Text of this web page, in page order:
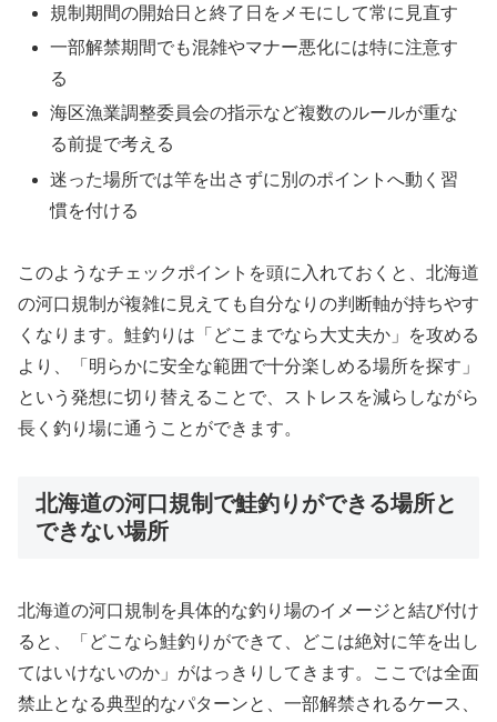
規制期間の開始日と終了日をメモにして常に見直す
一部解禁期間でも混雑やマナー悪化には特に注意す
る
海区漁業調整委員会の指示など複数のルールが重な
る前提で考える
迷った場所では竿を出さずに別のポイントへ動く習
慣を付ける
このようなチェックポイントを頭に入れておくと、北海道
の河口規制が複雑に見えても自分なりの判断軸が持ちやす
くなります。鮭釣りは「どこまでなら大丈夫か」を攻める
より、「明らかに安全な範囲で十分楽しめる場所を探す」
という発想に切り替えることで、ストレスを減らしながら
長く釣り場に通うことができます。
北海道の河口規制で鮭釣りができる場所と
できない場所
北海道の河口規制を具体的な釣り場のイメージと結び付け
ると、「どこなら鮭釣りができて、どこは絶対に竿を出し
てはいけないのか」がはっきりしてきます。ここでは全面
禁止となる典型的なパターンと、一部解禁されるケース、